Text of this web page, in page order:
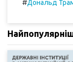
#Дональд